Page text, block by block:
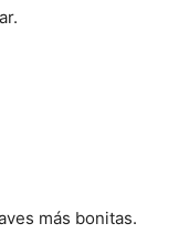
más bonitas.